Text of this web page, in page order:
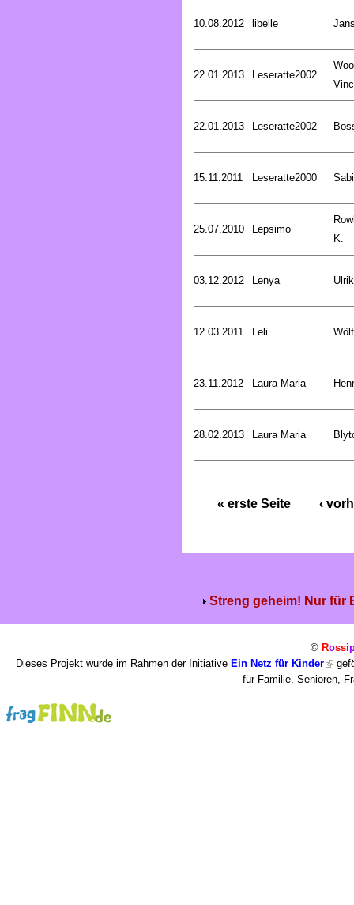
10.08.2012 libelle
22.01.2013 Leseratte2002
22.01.2013 Leseratte2002
15.11.2011 Leseratte2000
25.07.2010 Lepsimo
K.
03.12.2012 Lenya
12.03.2011 Leli
23.11.2012 Laura Maria
28.02.2013 Laura Maria
« erste Seite ‹
Streng geheim! Nur für
© Rossi
Dieses Projekt wurde im Rahmen der Initiative Ein Netz für Kinder
für Familie, Senioren,